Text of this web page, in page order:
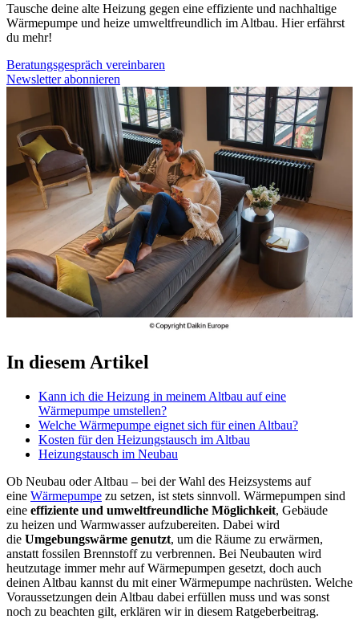
Tausche deine alte Heizung gegen eine effiziente und nachhaltige
Wärmepumpe und heize umweltfreundlich im Altbau. Hier erfährst
du mehr!
Beratungsgespräch vereinbaren
Newsletter abonnieren
In diesem Artikel
Kann ich die Heizung in meinem Altbau auf eine
Wärmepumpe umstellen?
Welche Wärmepumpe eignet sich für einen Altbau?
Kosten für den Heizungstausch im Altbau
Heizungstausch im Neubau
Ob Neubau oder Altbau – bei der Wahl des Heizsystems auf
eine Wärmepumpe zu setzen, ist stets sinnvoll. Wärmepumpen sind
eine effiziente und umweltfreundliche Möglichkeit, Gebäude
zu heizen und Warmwasser aufzubereiten. Dabei wird
die Umgebungswärme genutzt, um die Räume zu erwärmen,
anstatt fossilen Brennstoff zu verbrennen. Bei Neubauten wird
heutzutage immer mehr auf Wärmepumpen gesetzt, doch auch
deinen Altbau kannst du mit einer Wärmepumpe nachrüsten. Welche
Voraussetzungen dein Altbau dabei erfüllen muss und was sonst
noch zu beachten gilt, erklären wir in diesem Ratgeberbeitrag.